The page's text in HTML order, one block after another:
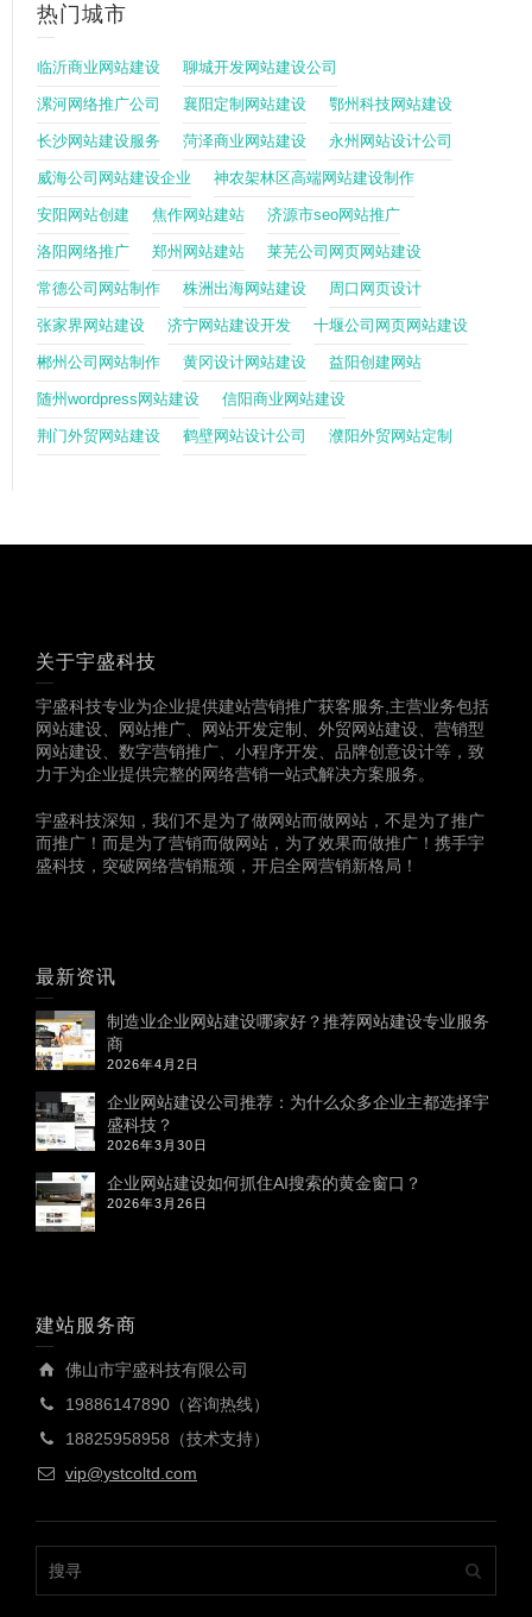
热门城市
临沂商业网站建设 聊城开发网站建设公司
漯河网络推广公司 襄阳定制网站建设 鄂州科技网站建设
长沙网站建设服务 菏泽商业网站建设 永州网站设计公司
威海公司网站建设企业 神农架林区高端网站建设制作
安阳网站创建 焦作网站建站 济源市seo网站推广
洛阳网络推广 郑州网站建站 莱芜公司网页网站建设
常德公司网站制作 株洲出海网站建设 周口网页设计
张家界网站建设 济宁网站建设开发 十堰公司网页网站建设
郴州公司网站制作 黄冈设计网站建设 益阳创建网站
随州wordpress网站建设 信阳商业网站建设
荆门外贸网站建设 鹤壁网站设计公司 濮阳外贸网站定制
关于宇盛科技
宇盛科技专业为企业提供建站营销推广获客服务,主营业务包括
网站建设、网站推广、网站开发定制、外贸网站建设、营销型
网站建设、数字营销推广、小程序开发、品牌创意设计等，致
力于为企业提供完整的网络营销一站式解决方案服务。
宇盛科技深知，我们不是为了做网站而做网站，不是为了推广
而推广！而是为了营销而做网站，为了效果而做推广！携手宇
盛科技，突破网络营销瓶颈，开启全网营销新格局！
最新资讯
制造业企业网站建设哪家好？推荐网站建设专业服务
商
2026年4月2日
企业网站建设公司推荐：为什么众多企业主都选择宇
盛科技？
2026年3月30日
企业网站建设如何抓住AI搜索的黄金窗口？
2026年3月26日
建站服务商
佛山市宇盛科技有限公司
19886147890（咨询热线）
18825958958（技术支持）
vip@ystcoltd.com